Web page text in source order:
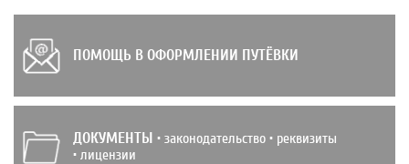
ПОМОЩЬ В ОФОРМЛЕНИИ ПУТЁВКИ
ДОКУМЕНТЫ • законодательство • реквизиты
• лицензии